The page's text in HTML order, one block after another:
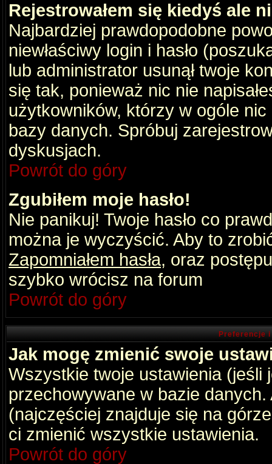
Rejestrowałem się kiedyś ale
Najbardziej prawdopodobne
niewłaściwy login i hasło
lub administrator usunął twoje
się tak, ponieważ nic nie
użytkowników, którzy w ogóle
bazy danych. Spróbuj
dyskusjach.
Powrót do góry
Zgubiłem moje hasło!
Nie panikuj! Twoje hasło co
można je wyczyścić. Aby to
Zapomniałem hasła, oraz
szybko wrócisz na forum
Powrót do góry
Preferencje
Jak mogę zmienić swoje
Wszystkie twoje ustawienia (jeśli
przechowywane w bazie
(najczęściej znajduje się na
ci zmienić wszystkie ustawienia.
Powrót do góry